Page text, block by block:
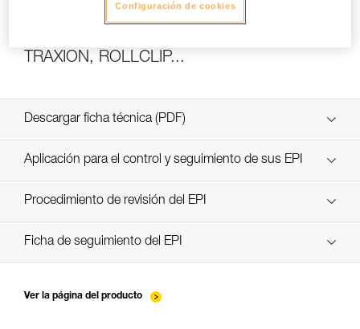
Ensayos de eficacia y rendimiento de
TRAXION, ROLLCLIP...
Descargar ficha técnica (PDF)
Technical Notice
Aplicación para el control y seguimiento de sus EPI
descubra ePPEcentre
Procedimiento de revisión del EPI
verif-EPI-poulies-procedure-ES
Ficha de seguimiento del EPI
Ver la página del producto
Configuración de cookies